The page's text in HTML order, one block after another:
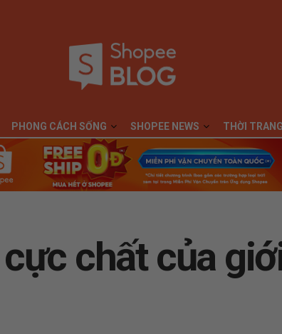
PHONG CÁCH SỐNG SHOPEE NEWS THỜI
chất của